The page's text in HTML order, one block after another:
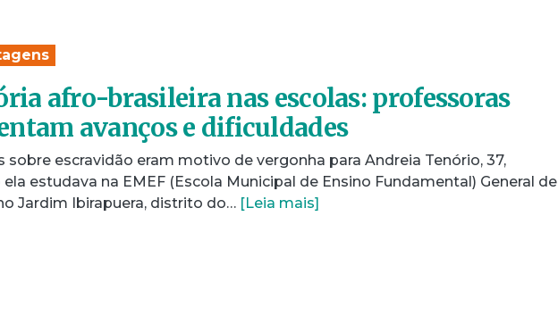
afro-brasileira nas escolas: professoras
avanços e dificuldades
sobre escravidão eram motivo de vergonha para Andreia Tenório, 37,
estudava na EMEF (Escola Municipal de Ensino Fundamental) General de
Jardim Ibirapuera, distrito do… [Leia mais]